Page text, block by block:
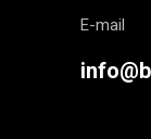
E-mail